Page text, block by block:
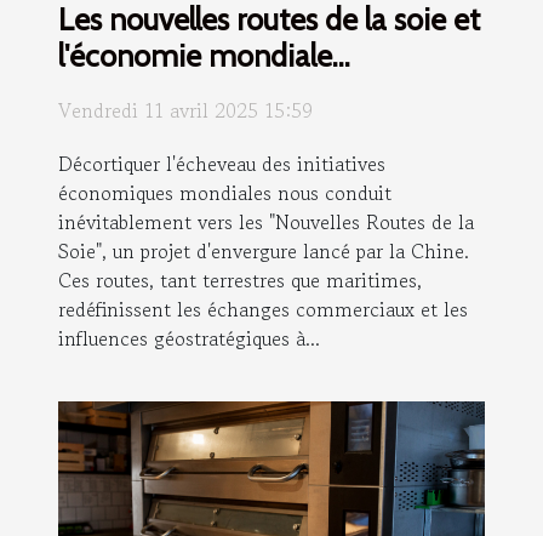
Les nouvelles routes de la soie et
l'économie mondiale
investissements chinois
Vendredi 11 avril 2025 15:59
Décortiquer l'écheveau des initiatives
économiques mondiales nous conduit
inévitablement vers les "Nouvelles Routes de la
Soie", un projet d'envergure lancé par la Chine.
Ces routes, tant terrestres que maritimes,
redéfinissent les échanges commerciaux et les
influences géostratégiques à...